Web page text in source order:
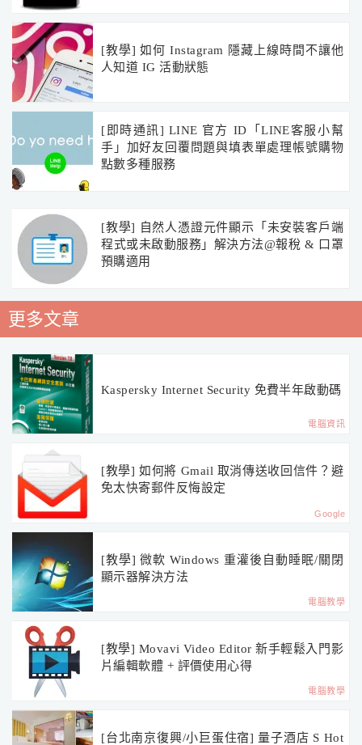
[教學] 如何 Instagram 隱藏上線時間不讓他
人知道 IG 活動狀態
[即時通訊] LINE 官方 ID「LINE客服小幫
手」加好友回覆問題與填表單處理帳號購物
點數多種服務
[教學] 自然人憑證元件顯示「未安裝客戶端
程式或未啟動服務」解決方法@報稅 & 口罩
預購適用
更多文章
Kaspersky Internet Security 免費半年啟動碼
電腦資訊
[教學] 如何將 Gmail 取消傳送收回信件？避
免太快寄郵件反悔設定
Google
[教學] 微軟 Windows 重灌後自動睡眠/關閉
顯示器解決方法
電腦教學
[教學] Movavi Video Editor 新手輕鬆入門影
片編輯軟體 + 評價使用心得
電腦教學
[台北南京復興/小巨蛋住宿] 量子酒店 S Hot